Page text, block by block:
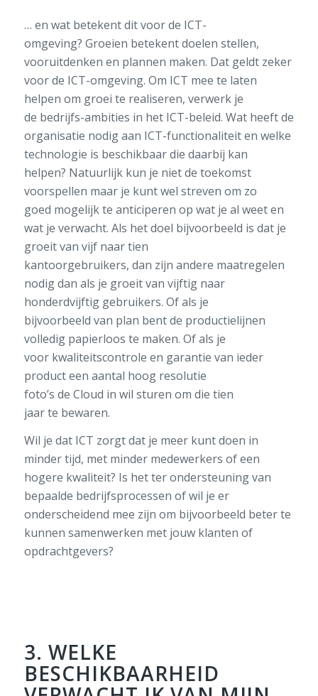
… en wat betekent dit voorde ICT-
omgeving? Groeien betekentdoelen stellen,
vooruitdenken en plannen maken. Dat geldt zeker
voor de ICT-omgeving. Om ICT mee te laten
helpen om groei te realiseren, verwerk je
de bedrijfs-ambities in het ICT-beleid. Wat heeft de
organisatie nodig aan ICT-functionaliteit en welke
technologie is beschikbaar die daarbij kan
helpen? Natuurlijk kun je nietde toekomst
voorspellen maar je kuntwel streven om zo
goed mogelijk te anticiperen op wat je al weet en
wat je verwacht. Als het doel bijvoorbeeld is dat je
groeit van vijf naar tien
kantoorgebruikers, dan zijn andere maatregelen
nodigdan als je groeit van vijftig naar
honderdvijftig gebruikers. Of als je
bijvoorbeeld van plan bent de productielijnen
volledig papierloos te maken. Of als je
voor kwaliteitscontrole en garantie van ieder
product een aantal hoog resolutie
foto’s de Cloud in wil sturen om die tien
jaar te bewaren.
Wil je dat ICT zorgt dat je meer kunt doen in
minder tijd, met minder medewerkers of een
hogere kwaliteit? Is het ter ondersteuning van
bepaalde bedrijfsprocessen of wil je er
onderscheidend mee zijn om bijvoorbeeld beter te
kunnen samenwerken met jouw klanten of
opdrachtgevers?
3. WELKE
BESCHIKBAARHEID